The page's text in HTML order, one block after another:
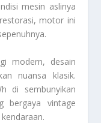
mesin aslinya
motor ini
modern, desain
nuansa klasik.
di sembunyikan
bergaya vintage